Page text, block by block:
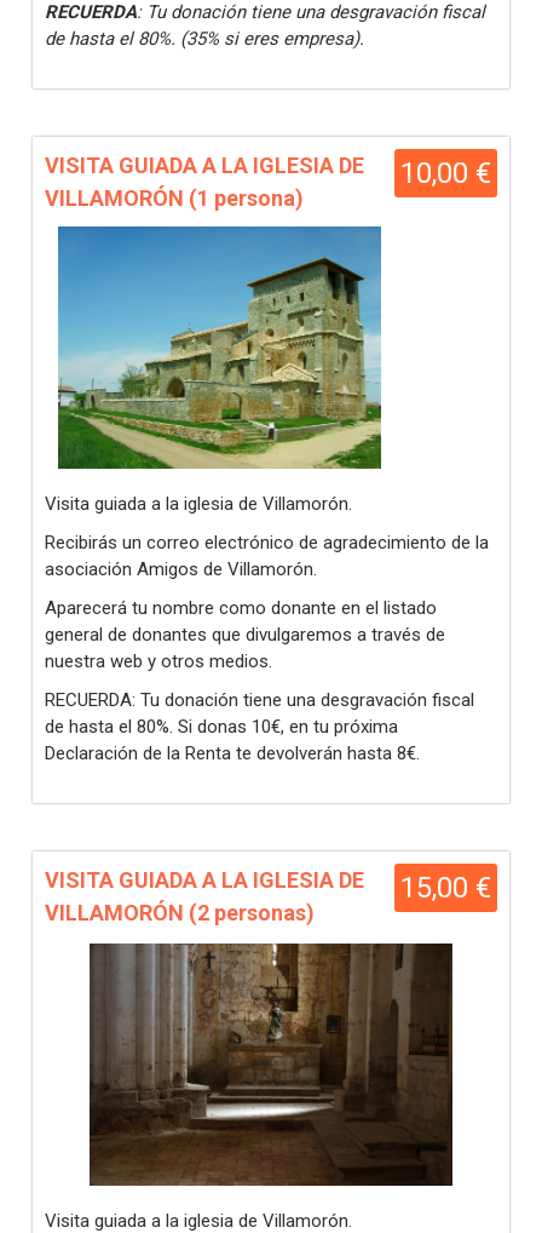
RECUERDA: Tu donación tiene una desgravación fiscal
de hasta el 80%. (35% si eres empresa).
10,00 €
VISITA GUIADA A LA IGLESIA DE
VILLAMORÓN (1 persona)
Visita guiada a la iglesia de Villamorón.
Recibirás un correo electrónico de agradecimiento de la
asociación Amigos de Villamorón.
Aparecerá tu nombre como donante en el listado
general de donantes que divulgaremos a través de
nuestra web y otros medios.
RECUERDA: Tu donación tiene una desgravación fiscal
de hasta el 80%. Si donas 10€, en tu próxima
Declaración de la Renta te devolverán hasta 8€.
15,00 €
VISITA GUIADA A LA IGLESIA DE
VILLAMORÓN (2 personas)
Visita guiada a la iglesia de Villamorón.